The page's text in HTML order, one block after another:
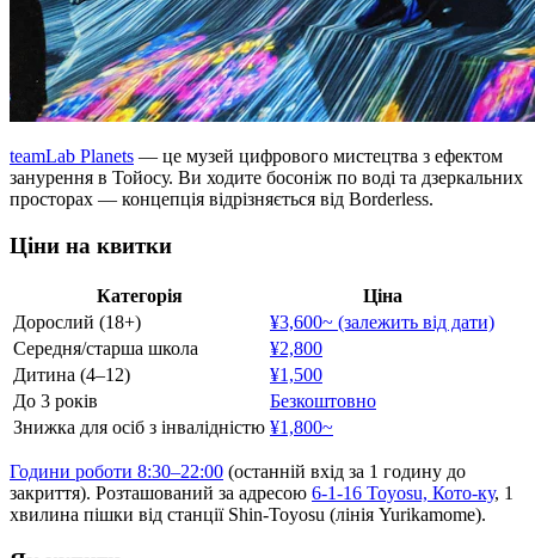
teamLab Planets — це музей цифрового мистецтва з ефектом
занурення в Тойосу. Ви ходите босоніж по воді та дзеркальних
просторах — концепція відрізняється від Borderless.
Ціни на квитки
Категорія
Ціна
Дорослий (18+)
¥3,600~ (залежить від дати)
Середня/старша школа
¥2,800
Дитина (4–12)
¥1,500
До 3 років
Безкоштовно
Знижка для осіб з інвалідністю ¥1,800~
Години роботи 8:30–22:00 (останній вхід за 1 годину до
закриття). Розташований за адресою 6-1-16 Toyosu, Кото-ку, 1
хвилина пішки від станції Shin-Toyosu (лінія Yurikamome).